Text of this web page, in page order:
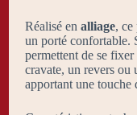
Réalisé en alliage, ce
un porté confortable.
permettent de se
cravate, un revers ou
apportant une touche